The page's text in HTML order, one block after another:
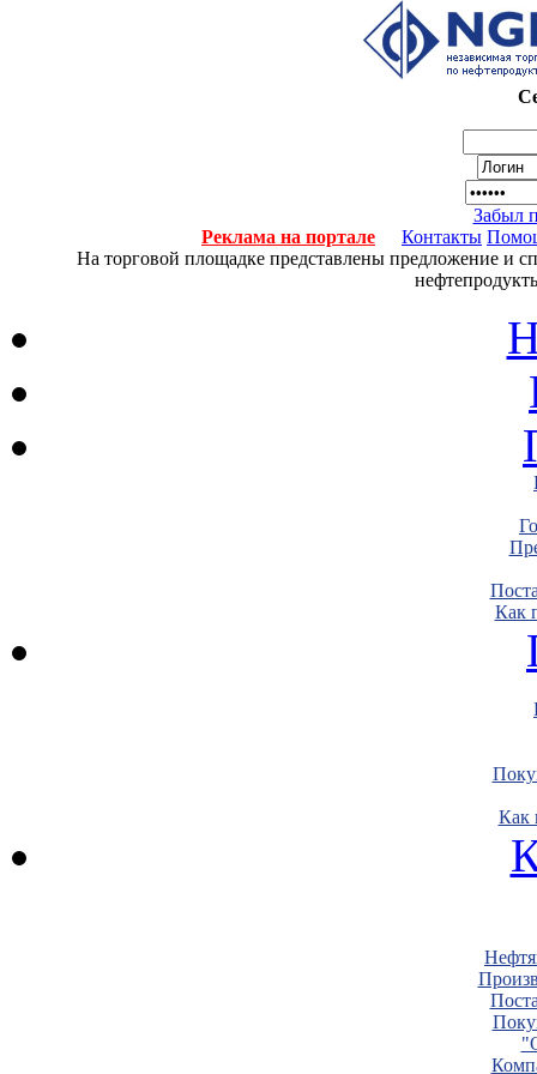
Забыл
Реклама на портале
Контакты
На торговой площадке представлены предложение и
Как
Как